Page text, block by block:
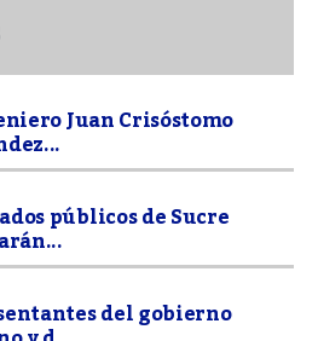
Juan Crisóstomo
públicos de Sucre
del gobierno